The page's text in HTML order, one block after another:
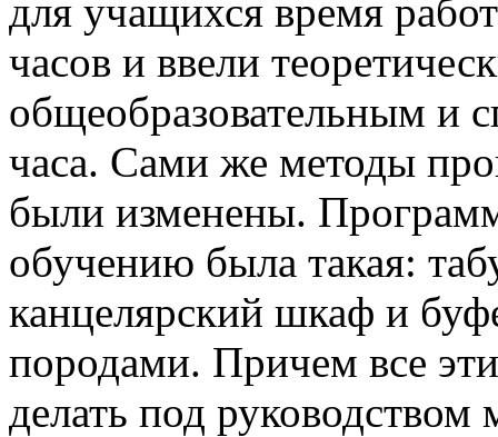
для учащихся время
часов и ввели
общеобразовательным и
часа. Сами же методы
были изменены.
обучению была такая:
канцелярский шкаф и
породами. Причем все
делать под